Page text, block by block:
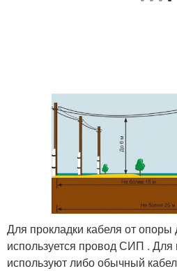
Для прокладки кабеля от опоры
используется провод СИП . Для
используют либо обычный